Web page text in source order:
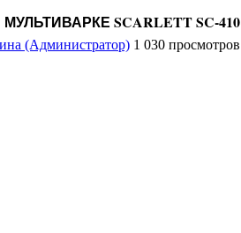
SCARLETT SC-410
(Администратор) 1 030 просмотров